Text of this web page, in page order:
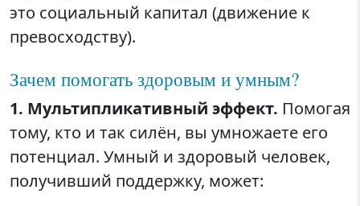
это социальный капитал (движение к
превосходству).
Зачем помогать здоровым и умным?
1. Мультипликативный эффект. Помогая
тому, кто и так силён, вы умножаете его
потенциал. Умный и здоровый человек,
получивший поддержку, может: